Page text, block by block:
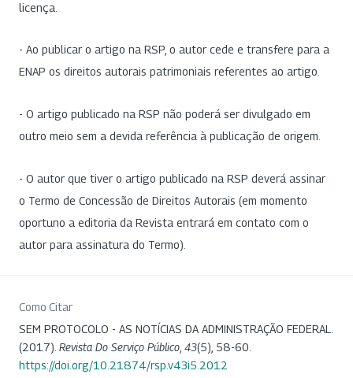
licença.
- Ao publicar o artigo na RSP, o autor cede e transfere para a
ENAP os direitos autorais patrimoniais referentes ao artigo.
- O artigo publicado na RSP não poderá ser divulgado em
outro meio sem a devida referência à publicação de origem.
- O autor que tiver o artigo publicado na RSP deverá assinar
o Termo de Concessão de Direitos Autorais (em momento
oportuno a editoria da Revista entrará em contato com o
autor para assinatura do Termo).
Como Citar
SEM PROTOCOLO - AS NOTÍCIAS DA ADMINISTRAÇÃO FEDERAL.
(2017). Revista Do Serviço Público 43(5), 58-60.
https://doi.org/10.21874/rsp.v43i5.2012